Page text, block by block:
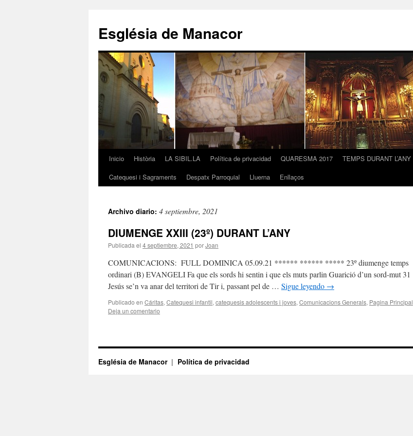
contenido
Església de Manacor
Inicio Història LA SIBIL.LA Política de privacidad QUARESMA 2017 TEMPS DURANT L’ANY
Catequesi i Sagraments
Despatx Parroquial Lluerna Enllaços
Archivo diario: 4 septiembre, 2021
DIUMENGE XXIII (23º) DURANT L’ANY
Publicada el 4 septiembre, 2021 porJoan
COMUNICACIONS: FULL DOMINICA 05.09.21 ****** ****** ***** 23º diumenge temps
ordinari (B) EVANGELI Fa que els sords hi sentin i que els muts parlin Guarició d’un sord-mut 31
Jesús se’n va anar del territori de Tir i, passant pel de … Sigue leyendo →
Publicado en Cáritas, Catequesi infantil, catequesis adolescents i joves, Comunicacions Generals, Pagina Principal
Deja un comentario
Església de Manacor Política de privacidad